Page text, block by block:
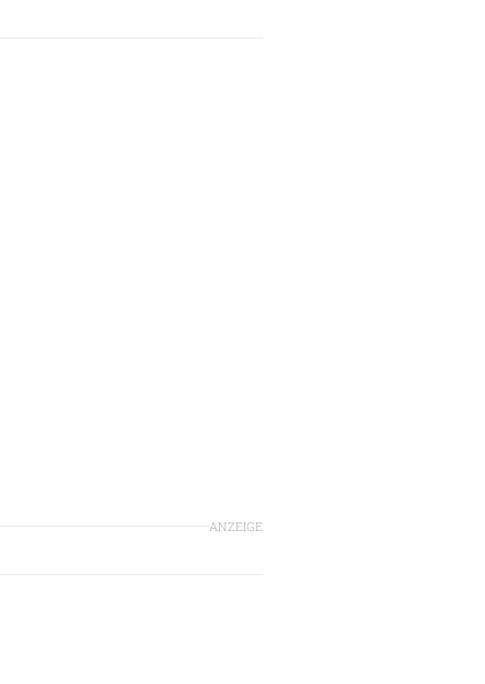
ANZEIGE